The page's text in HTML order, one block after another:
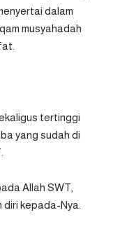
dalam
musyahadah
tertinggi
yang sudah di
Allah SWT,
kepada-Nya.